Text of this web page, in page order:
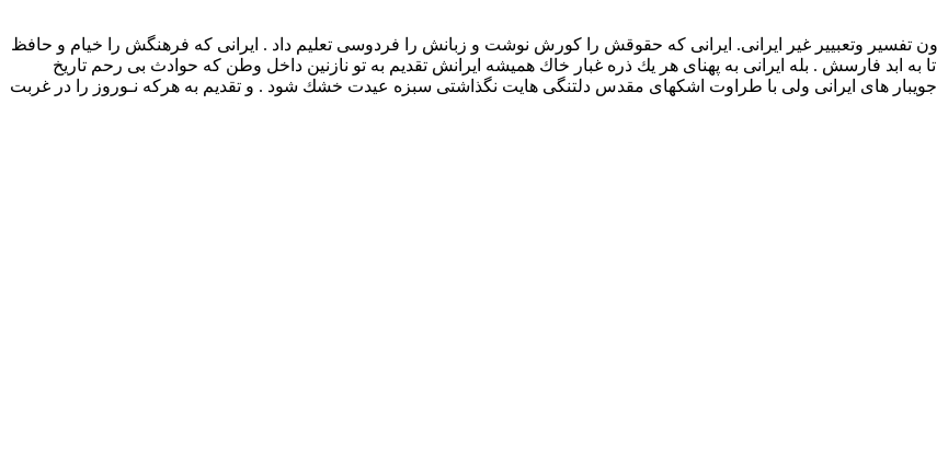
تفسیر وتعبییر غیر ایرانی. ایرانی كه حقوقش را كورش نوشت و زبانش را فردوسی تعلیم داد . ایرانی كه فرهنگش را خیام و حافظ
ابد فارسش . بله ایرانی به پهنای هر یك ذره غبار خاك همیشه ایرانش تقدیم به تو نازنین داخل وطن كه حوادث بی رحم تاریخ
جویبار های ایرانی ولی با طراوت اشكهای مقدس دلتنگی هایت نگذاشتی سبزه عیدت خشك شود . و تقدیم به هركه نـوروز را در غربت